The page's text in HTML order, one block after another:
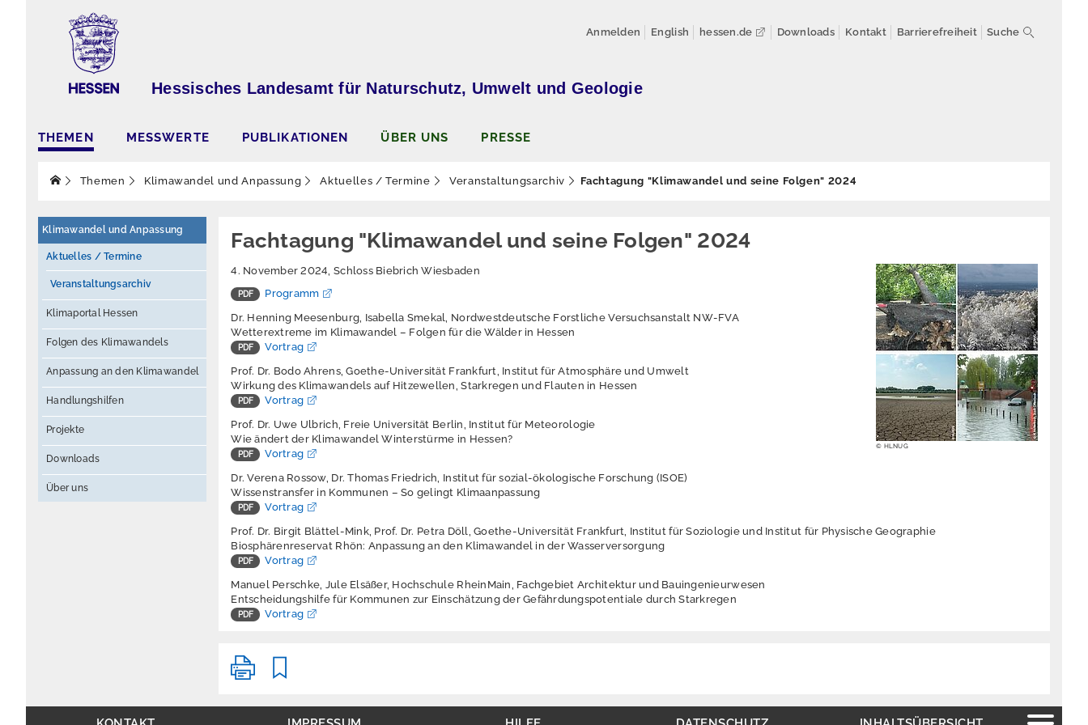
Anmelden English hessen.de Downloads Kontakt Barrierefreiheit Suche
Hessisches Landesamt für Naturschutz, Umwelt und Geologie
THEMEN MESSWERTE PUBLIKATIONEN ÜBER UNS PRESSE
Themen Klimawandel und Anpassung Aktuelles / Termine Veranstaltungsarchiv Fachtagung "Klimawandel und seine Folgen" 2024
Klimawandel und Anpassung
Aktuelles / Termine
Veranstaltungsarchiv
Klimaportal Hessen
Folgen des Klimawandels
Anpassung an den Klimawandel
Handlungshilfen
Projekte
Downloads
Über uns
Fachtagung "Klimawandel und seine Folgen" 2024
© HLNUG
4. November 2024, Schloss Biebrich Wiesbaden
Programm
Dr. Henning Meesenburg, Isabella Smekal, Nordwestdeutsche Forstliche Versuchsanstalt NW-FVA
Wetterextreme im Klimawandel – Folgen für die Wälder in Hessen
Vortrag
Prof. Dr. Bodo Ahrens, Goethe-Universität Frankfurt, Institut für Atmosphäre und Umwelt
Wirkung des Klimawandels auf Hitzewellen, Starkregen und Flauten in Hessen
Vortrag
Prof. Dr. Uwe Ulbrich, Freie Universität Berlin, Institut für Meteorologie
Wie ändert der Klimawandel Winterstürme in Hessen?
Vortrag
Dr. Verena Rossow, Dr. Thomas Friedrich, Institut für sozial-ökologische Forschung (ISOE)
Wissenstransfer in Kommunen – So gelingt Klimaanpassung
Vortrag
Prof. Dr. Birgit Blättel-Mink, Prof. Dr. Petra Döll, Goethe-Universität Frankfurt, Institut für Soziologie und Institut für Physische Geographie
Biosphärenreservat Rhön: Anpassung an den Klimawandel in der Wasserversorgung
Vortrag
Manuel Perschke, Jule Elsäßer, Hochschule RheinMain, Fachgebiet Architektur und Bauingenieurwesen
Entscheidungshilfe für Kommunen zur Einschätzung der Gefährdungspotentiale durch Starkregen
Vortrag